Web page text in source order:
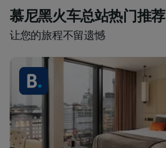
慕尼黑火车总站热门推荐
让您的旅程不留遗憾